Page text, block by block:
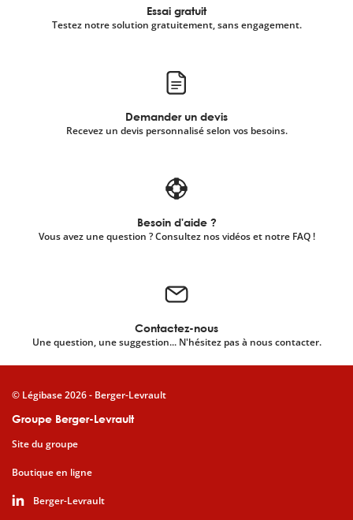
Essai gratuit
Testez notre solution gratuitement, sans engagement.
Demander un devis
Recevez un devis personnalisé selon vos besoins.
Besoin d'aide ?
Vous avez une question ? Consultez nos vidéos et notre FAQ !
Contactez-nous
Une question, une suggestion... N'hésitez pas à nous contacter.
Groupe Berger-Levrault
Site du groupe
Boutique en ligne
Berger-Levrault
© Légibase 2026 - Berger-Levrault